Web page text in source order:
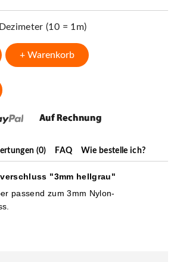
(10 = 1m)
+ Warenkorb
(0) FAQ Wie bestelle ich?
"3mm hellgrau"
passend zum 3mm Nylon-